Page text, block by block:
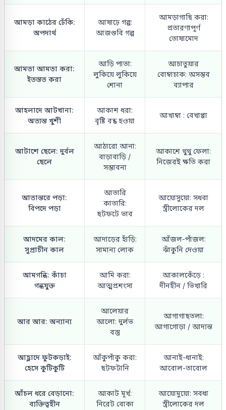
আমড়া কাঠের ঢেঁকি:
অপদার্থ
আষাঢ়ে গল্প:
আজগুবি গল্প
আমড়াগাছি করা:
প্রতারণাপূর্ণ
তোষামোদ
আমতা আমতা করা:
ইতস্তত করা
আড়ি পাতা:
লুকিয়ে লুকিয়ে
শোনা
আচাতুয়ার
বোম্বাচাক: অসম্ভব
ব্যাপার
আহলাদে আটখানা:
অত্যন্ত খুশী
আকাশ ধরা:
বৃষ্টি বন্ধ হওয়া
আখাম্বা : বেখাপ্পা
আটাশে ছেলে: দুর্বল
ছেলে
আঠারো আনা:
বাড়াবাড়ি /
সম্ভাবনা
আকাশে থুথু ফেলা:
নিজেরই ক্ষতি করা
আতান্তরে পড়া:
বিপদে পড়া
আতারি
কাতারি:
ছটফটে ভাব
আয়োসুয়ো: সধবা
স্ত্রীলোকের দল
আদমের কাল:
সুপ্রাচীন কাল
আদাড়ের হাঁড়ি:
সামান্য লোক
আঁজল-পাঁজল:
ঝাঁকুনি দেওয়া
আমগন্ধি: কাঁচা
গন্ধযুক্ত
আমি করা:
আত্মপ্রশংসা
আকালকেঁড়ে :
দীনহীন / ভিখারি
আর আর: অন্যান্য
আলেয়ার
আলো: দুর্লভ
বস্তু
আগাগাছতলা:
আগাগোড়া / আদ্যন্ত
আহ্লাদে ফুটকড়াই:
হেসে কুটিকুটি
আঁকুপাঁকু করা:
ছটফটানি
আনাই-ধানাই:
আবোল-তাবোল
আঁচল ধরে বেড়ানো:
ব্যক্তিত্বহীন
আকাট মূর্খ:
নিরেট বোকা
আয়োমুয়ো: সবধা
স্ত্রীলোকের দল